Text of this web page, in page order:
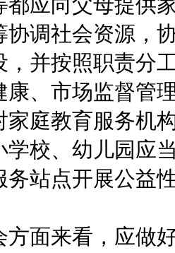
协调社会资源，
，并按照职责分
康、市场监督管
家庭教育服务机
学校、幼儿园应
务站点开展公益
来看，应做好